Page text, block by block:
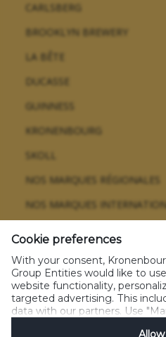
CARLSBERG
BROOKLYN BREWERY
LA BÊTE
DUCASSE
GUINNESS
KRONENBOURG
SKOLL
NOS MARQUES RÉGIONALES
NOS MARQUES
Glossaire CGU Politique
Politique sur les cookies
Gérez les cookies
Nos
Cookie preferences
With your consent,
Group Entities would like to
website functionality,
targeted advertising. This
data with our partners. Use
Allow